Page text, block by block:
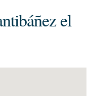
el